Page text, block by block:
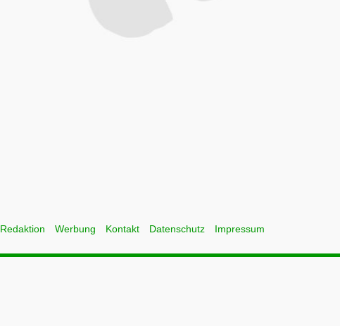
Redaktion Werbung Kontakt Datenschutz Impressum